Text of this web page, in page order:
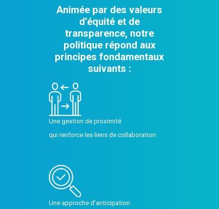
Animée par des valeurs
d’équité et de
transparence, notre
politique répond aux
principes fondamentaux
suivants :
Une gestion de proximité
qui renforce les liens de collaboration
Une approche d’anticipation